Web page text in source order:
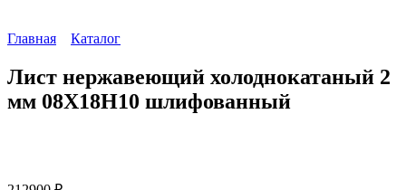
Главная Каталог
Лист нержавеющий холоднокатаный 2
мм 08Х18Н10 шлифованный